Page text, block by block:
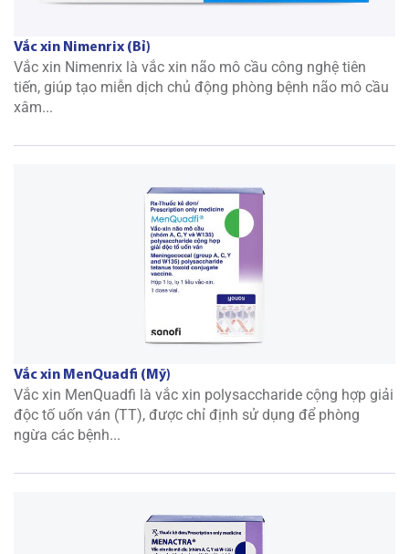
Vắc xin Nimenrix (Bỉ)
Vắc xin Nimenrix là vắc xin não mô cầu công nghệ tiên
tiến, giúp tạo miễn dịch chủ động phòng bệnh não mô cầu
xâm...
Vắc xin MenQuadfi (Mỹ)
Vắc xin MenQuadfi là vắc xin polysaccharide cộng hợp giải
độc tố uốn ván (TT), được chỉ định sử dụng để phòng
ngừa các bệnh...